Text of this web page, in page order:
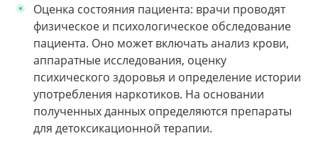
Оценка состояния пациента: врачи проводят
физическое и психологическое обследование
пациента. Оно может включать анализ крови,
аппаратные исследования, оценку
психического здоровья и определение истории
употребления наркотиков. На основании
полученных данных определяются препараты
для детоксикационной терапии.